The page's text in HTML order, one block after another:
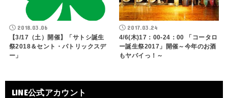
2018.03.06
【3/17（土）開催】「サトシ誕生
祭2018＆セント・パトリックスデ
ー」
2017.03.24
4/6(木)17：00-24：00 「コータロ
ー誕生祭2017」開催～今年のお酒
もヤバイっ！～
LINE公式アカウント